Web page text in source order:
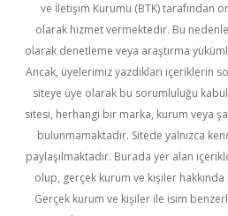
ve İletişim Kurumu (BTK) tarafından
olarak hizmet vermektedir. Bu
olarak denetleme veya araştırma
Ancak, üyelerimiz yazdıkları içeriklerin
siteye üye olarak bu sorumluluğu
sitesi, herhangi bir marka, kurum veya
bulunmamaktadır. Sitede yalnızca
paylaşılmaktadır. Burada yer alan
olup, gerçek kurum ve kişiler hakkında
Gerçek kurum ve kişiler ile isim